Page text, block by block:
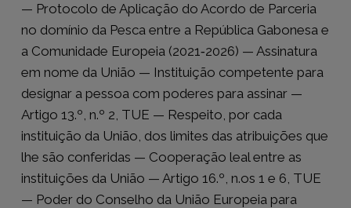
— Protocolo de Aplicação do Acordo de Parceria
no domínio da Pesca entre a República Gabonesa e
a Comunidade Europeia (2021‑2026) — Assinatura
em nome da União — Instituição competente para
designar a pessoa com poderes para assinar —
Artigo 13.º, n.º 2, TUE — Respeito, por cada
instituição da União, dos limites das atribuições que
lhe são conferidas — Cooperação leal entre as
instituições da União — Artigo 16.º, n.os 1 e 6, TUE
— Poder do Conselho da União Europeia para